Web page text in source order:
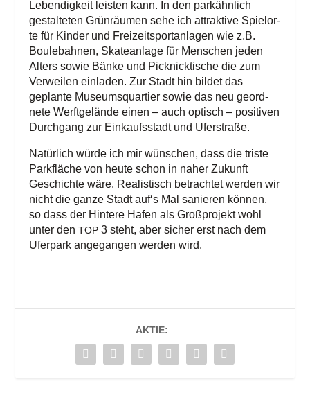
Leben­dig­keit leis­ten kann. In den park­ähn­lich
gestal­te­ten Grün­räu­men sehe ich attrak­ti­ve Spiel­or­
te für Kin­der und Frei­zeit­sport­an­la­gen wie z.B.
Bou­le­bah­nen, Skate­an­la­ge für Men­schen jeden
Alters sowie Bän­ke und Pick­nick­ti­sche die zum
Ver­wei­len ein­la­den. Zur Stadt hin bil­det das
geplan­te Muse­ums­quar­tier sowie das neu geord­
ne­te Werft­ge­län­de einen – auch optisch – posi­ti­ven
Durch­gang zur Ein­kaufs­stadt und Uferstraße.
Natür­lich wür­de ich mir wün­schen, dass die tris­te
Park­flä­che von heu­te schon in naher Zukunft
Geschich­te wäre. Rea­lis­tisch betrach­tet wer­den wir
nicht die gan­ze Stadt auf‘s Mal sanie­ren kön­nen,
so dass der Hin­te­re Hafen als Groß­pro­jekt wohl
unter denTOP 3 steht, aber sicher erst nach dem
Ufer­park ange­gan­gen wer­den wird.
AKTIE: